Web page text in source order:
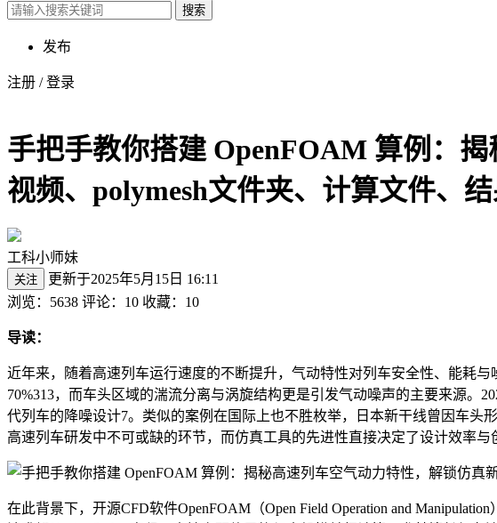
搜索
发布
注册 /登录
手把手教你搭建 OpenFOAM 算例：
视频、polymesh文件夹、计算文件、结
工科小师妹
关注
更新于2025年5月15日 16:11
浏览：5638 评论：10 收藏：10
导读：
近年来，随着高速列车运行速度的不断提升，气动特性对列车安全性、能耗
70%313，而车头区域的湍流分离与涡旋结构更是引发气动噪声的主要来源。
代列车的降噪设计7。类似的案例在国际上也不胜枚举，日本新干线曾因车
高速列车研发中不可或缺的环节，而仿真工具的先进性直接决定了设计效率与
在此背景下，开源CFD软件OpenFOAM（Open Field Operation and